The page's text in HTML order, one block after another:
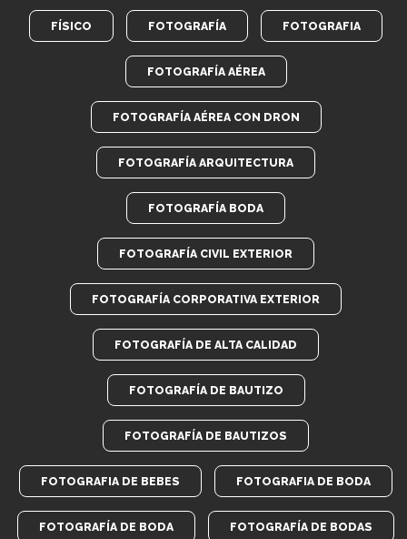
FÍSICO FOTOGRAFÍA FOTOGRAFIA
FOTOGRAFÍA AÉREA
FOTOGRAFÍA AÉREA CON DRON
FOTOGRAFÍA ARQUITECTURA
FOTOGRAFÍA BODA
FOTOGRAFÍA CIVIL EXTERIOR
FOTOGRAFÍA CORPORATIVA EXTERIOR
FOTOGRAFÍA DE ALTA CALIDAD
FOTOGRAFÍA DE BAUTIZO
FOTOGRAFÍA DE BAUTIZOS
FOTOGRAFIA DE BEBES FOTOGRAFIA DE BODA
FOTOGRAFÍA DE BODA FOTOGRAFÍA DE BODAS